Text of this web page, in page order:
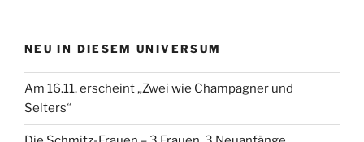
NEU IN DIESEM UNIVERSUM
Am 16.11. erscheint „Zwei wie Champagner und
Selters“